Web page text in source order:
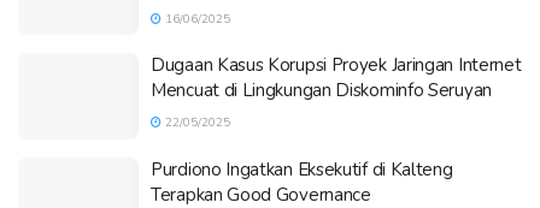
16/06/2025
Dugaan Kasus Korupsi Proyek Jaringan Internet
Mencuat di Lingkungan Diskominfo Seruyan
22/05/2025
Purdiono Ingatkan Eksekutif di Kalteng
Terapkan Good Governance